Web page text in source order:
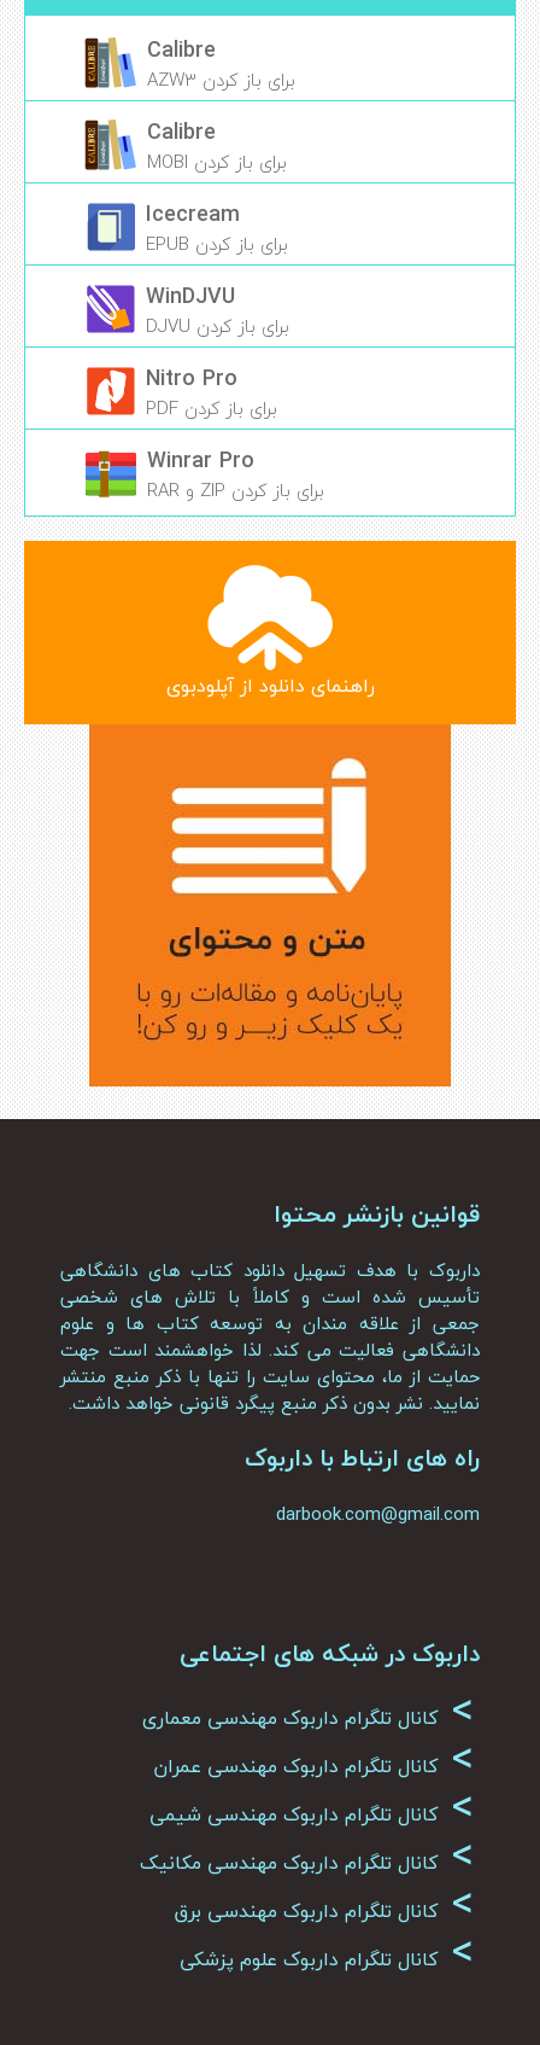
Calibre
برای باز کردن AZW3
Calibre
برای باز کردن MOBI
Icecream
برای باز کردن EPUB
WinDJVU
برای باز کردن DJVU
Nitro Pro
برای باز کردن PDF
Winrar Pro
برای باز کردن ZIP و RAR
راهنمای دانلود از آپلودبوی
قوانین بازنشر محتوا
داربوک با هدف تسهیل دانلود کتاب های دانشگاهی
تأسیس شده است و کاملاً با تلاش های شخصی
جمعی از علاقه مندان به توسعه کتاب ها و علوم
دانشگاهی فعالیت می کند. لذا خواهشمند است جهت
حمایت از ما، محتوای سایت را تنها با ذکر منبع منتشر
نمایید. نشر بدون ذکر منبع پیگرد قانونی خواهد داشت.
راه های ارتباط با داربوک
darbook.com@gmail.com
داربوک در شبکه های اجتماعی
> کانال تلگرام داربوک مهندسی معماری
> کانال تلگرام داربوک مهندسی عمران
> کانال تلگرام داربوک مهندسی شیمی
> کانال تلگرام داربوک مهندسی مکانیک
> کانال تلگرام داربوک مهندسی برق
> کانال تلگرام داربوک علوم پزشکی